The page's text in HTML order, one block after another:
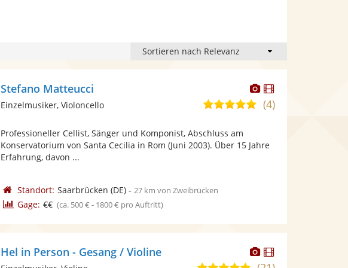
Dieser
Künstler
stellt
Dieser
Künstler
Stefano Matteucci
5,0
Sternen
(4)
Einzelmusiker, Violoncello
Professioneller Cellist, Sänger und Komponist, Abschluss am
Konservatorium von Santa Cecilia in Rom (Juni 2003). Über 15 Jahre
Erfahrung, davon ...
Standort: Saarbrücken (DE)- 27 km von Zweibrücken
Gage: €€ (ca. 500 € - 1800 € pro Auftritt)
Dieser
Künstler
Dieser
Künstler
Hel in Person - Gesang / Violine